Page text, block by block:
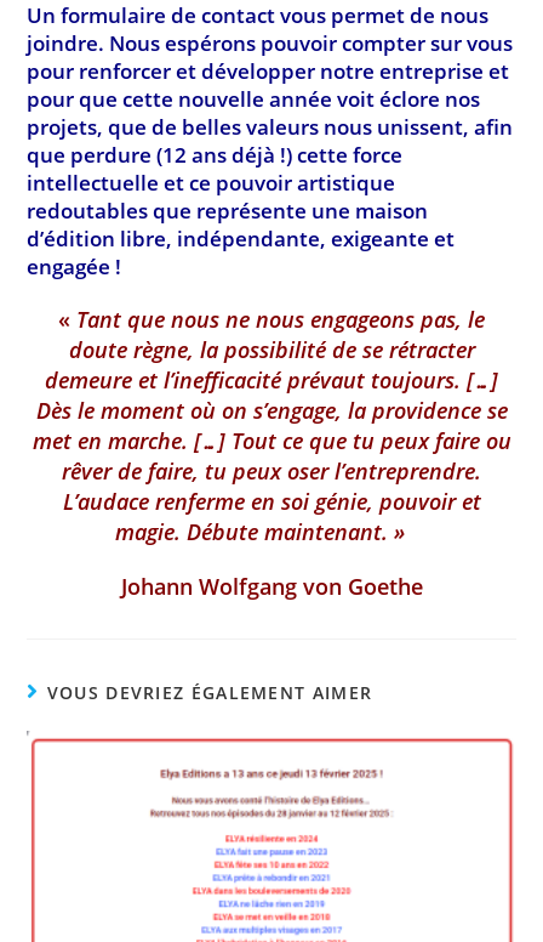
Un formulaire de contact vous permet de nous
joindre. Nous espérons pouvoir compter sur vous
pour renforcer et développer notre entreprise et
pour que cette nouvelle année voit éclore nos
projets, que de belles valeurs nous unissent, afin
que perdure (12 ans déjà !) cette force
intellectuelle et ce pouvoir artistique
redoutables que représente une maison
d’édition libre, indépendante, exigeante et
engagée !
« Tant que nous ne nous engageons pas, le
doute règne, la possibilité de se rétracter
demeure et l’inefficacité prévaut toujours. […]
Dès le moment où on s’engage, la providence se
met en marche. […] Tout ce que tu peux faire ou
rêver de faire, tu peux oser l’entreprendre.
L’audace renferme en soi génie, pouvoir et
magie. Débute maintenant. »
Johann Wolfgang von Goethe
VOUS DEVRIEZ ÉGALEMENT AIMER